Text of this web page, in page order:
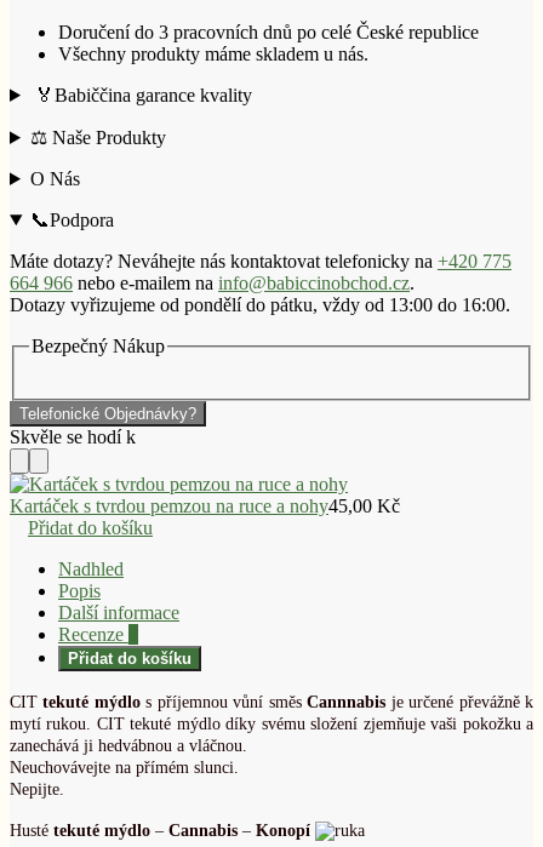
Cannabis
množství
Doručení do 3 pracovních dnů po celé České republice
Všechny produkty máme skladem u nás.
🏅Babiččina garance kvality
⚖️ Naše Produkty
O Nás
📞Podpora
Máte dotazy? Neváhejte nás kontaktovat telefonicky na +420 775
664 966 nebo e-mailem na info@babiccinobchod.cz.
Dotazy vyřizujeme od pondělí do pátku, vždy od 13:00 do 16:00.
Bezpečný Nákup
Telefonické Objednávky?
Kartáček s tvrdou pemzou na ruce a nohy45,00 Kč
Přidat do košíku
Nadhled
Popis
Další informace
Recenze
Přidat do košíku
CITtekuté mýdlos příjemnou vůní směsCannnabis je určené převážně k
mytí rukou. CIT tekuté mýdlo díky svému složení zjemňuje vaši pokožku a
zanechává ji hedvábnou a vláčnou.
Neuchovávejte na přímém slunci.
Nepijte.
Husté tekuté mýdlo – Cannabis – Konopí